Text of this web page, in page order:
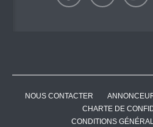
NOUS CONTACTER
CHARTE DE
CONDITIONS